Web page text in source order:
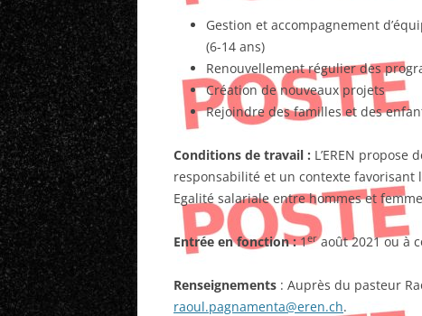
Gestion et accompagnement
(6-14 ans)
Renouvellement régulier des
Création de nouveaux projets
Rejoindre des familles et des
Conditions de travail : L’EREN
responsabilité et un contexte favorisant
Egalité salariale entre hommes et
Entrée en fonction :1eraoût 2021 ou à
Renseignements : Auprès du pasteur
raoul.pagnamenta@eren.ch.